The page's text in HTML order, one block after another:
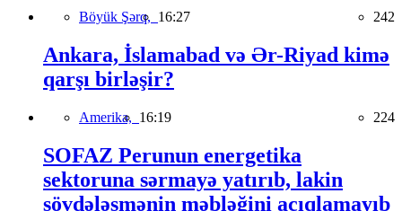
Böyük Şərq, 16:27 242
Ankara, İslamabad və Ər-Riyad kimə
qarşı birləşir?
Amerika, 16:19 224
SOFAZ Perunun energetika
sektoruna sərmayə yatırıb, lakin
sövdələşmənin məbləğini açıqlamayıb